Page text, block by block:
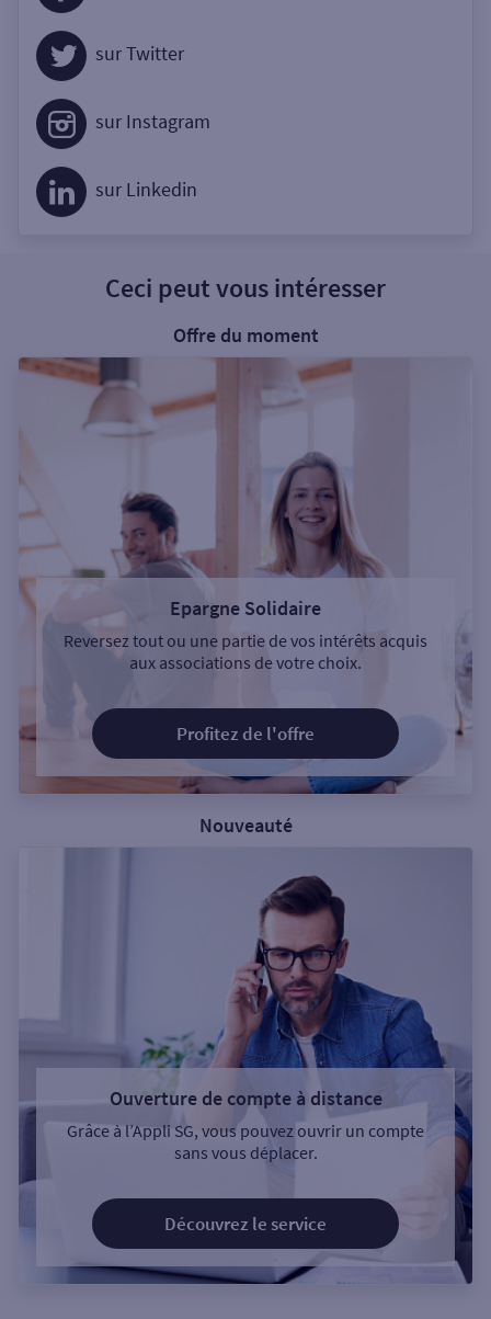
sur Twitter
sur Instagram
sur Linkedin
Ceci peut vous intéresser
Offre du moment
Epargne Solidaire
Reversez tout ou une partie de vos intérêts acquis
aux associations de votre choix.
Profitez de l'offre
Nouveauté
Ouverture de compte à distance
Grâce à l’Appli SG, vous pouvez ouvrir un compte
sans vous déplacer.
Découvrez le service